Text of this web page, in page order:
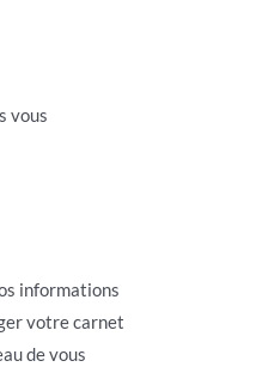
vous
informations
votre carnet
de vous